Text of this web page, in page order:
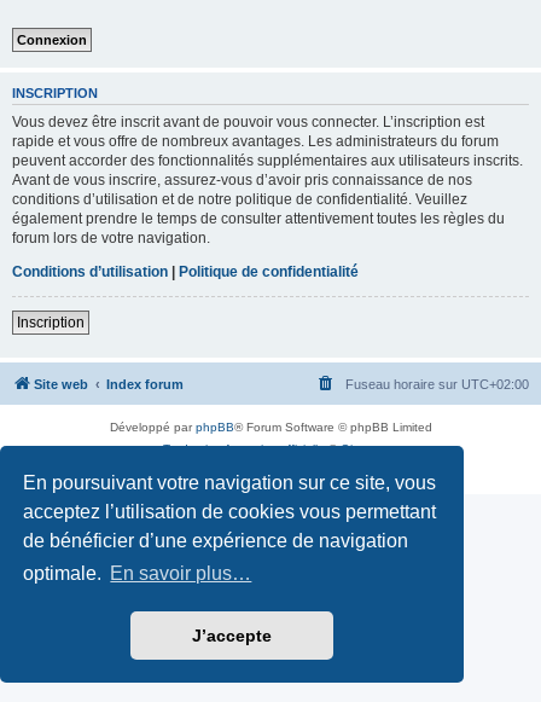
En poursuivant votre navigation sur ce site, vous
acceptez l’utilisation de cookies vous permettant
de bénéficier d’une expérience de navigation
optimale. En savoir plus…
J’accepte
INSCRIPTION
Vous devez être inscrit avant de pouvoir vous connecter. L’inscription est
rapide et vous offre de nombreux avantages. Les administrateurs du forum
peuvent accorder des fonctionnalités supplémentaires aux utilisateurs inscrits.
Avant de vous inscrire, assurez-vous d’avoir pris connaissance de nos
conditions d’utilisation et de notre politique de confidentialité. Veuillez
également prendre le temps de consulter attentivement toutes les règles du
forum lors de votre navigation.
Conditions d’utilisation | Politique de confidentialité
Inscription
Site web Index forum Fuseau horaire sur UTC+02:00
Développé parphpBB® Forum Software © phpBB Limited
Traduction française officielle©Qiaeru